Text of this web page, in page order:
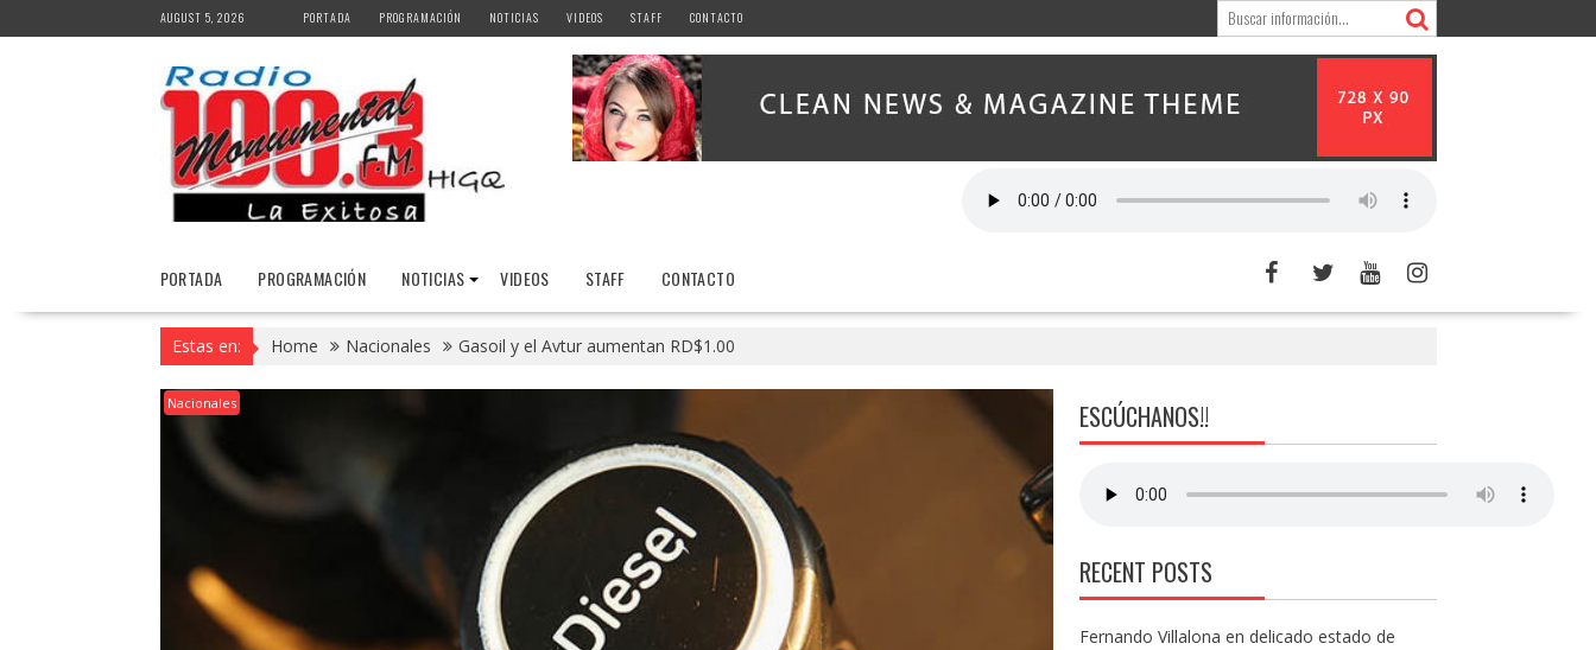
to
AUGUST 5, 2026 PORTADA PROGRAMACIÓN NOTICIAS VIDEOS STAFF CONTACTO
PORTADA PROGRAMACIÓN NOTICIAS VIDEOS STAFF CONTACTO
Estas en: Home Nacionales Gasoil y el Avtur aumentan RD$1.00
Nacionales ESCÚCHANOS!!
RECENT POSTS
Fernando Villalona en delicado estado de